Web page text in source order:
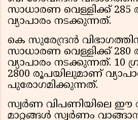
സാധാരണ വെള്ളിക്ക്
വ്യാപാരം നടക്കുന്നത്.
കെ സുരേന്ദ്രന്‍
സാധാരണ വെള്ളിക്ക്
വ്യാപാരം നടക്കുന്നത്. 10
2800 രൂപയിലുമാണ്
പുരോഗമിക്കുന്നത്.
സ്വര്‍ണ വിപണിയിലെ ഈ
മാറ്റങ്ങള്‍ സ്വര്‍ണം